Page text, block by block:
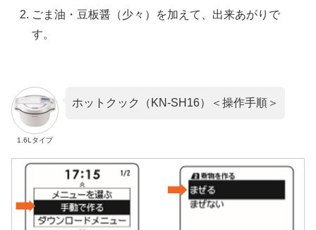
ごま油・豆板醤（少々）を加えて、出来あがりで
す。
1.6Lタイプ
ホットクック（KN-SH16）＜操作手順＞